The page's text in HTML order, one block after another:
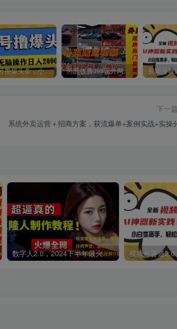
AI起号撸爆头条，小白也能操作，日入2000+ 外面收费398元外网超跑豪车汽车视频搬运至快手抖音上热门项目
下一
系统外卖运营＋招商方案，获流爆单+案例实战+实操
数字人2.0，2024下半年最火项目，无限免费生成视频，可实现任何场景，用任何形象，任何声音，说任何话，5分钟生成一条原创口播视频。